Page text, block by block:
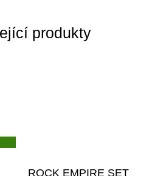
produkty
ROCK EMPIRE SET